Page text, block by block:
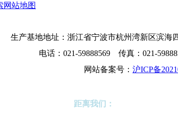
网站地图
生产基地地址：浙江省宁波市杭州湾新区滨
电话：021-59888569 传真：021-
网站备案号： 沪ICP备
距离我们：